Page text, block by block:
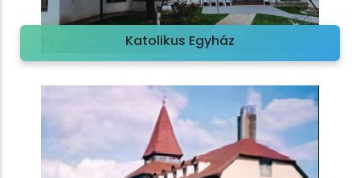
Katolikus Egyház